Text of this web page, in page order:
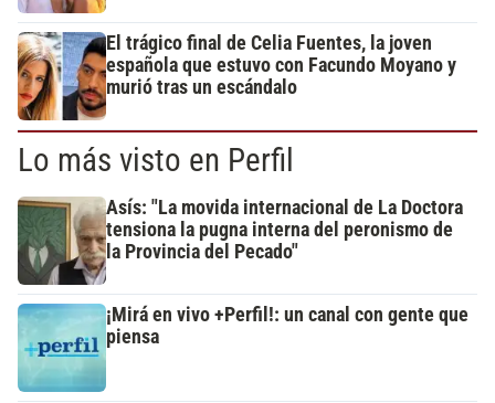
El trágico final de Celia Fuentes, la joven
española que estuvo con Facundo Moyano y
murió tras un escándalo
Lo más visto en Perfil
Asís: "La movida internacional de La Doctora
tensiona la pugna interna del peronismo de
la Provincia del Pecado"
¡Mirá en vivo +Perfil!: un canal con gente que
piensa